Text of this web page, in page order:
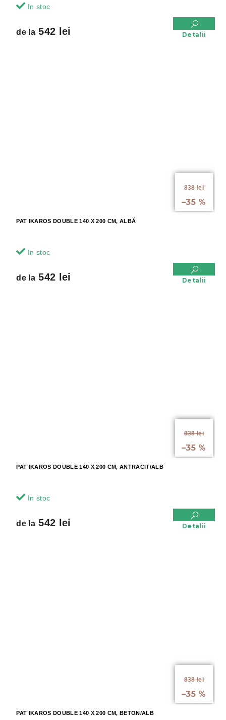
In stoc
de la542 lei Detalii
838 lei
–35 %
PAT IKAROS DOUBLE 140 X 200 CM, ALBĂ
In stoc
de la542 lei Detalii
838 lei
–35 %
PAT IKAROS DOUBLE 140 X 200 CM, ANTRACIT/ALB
In stoc
de la542 lei Detalii
838 lei
–35 %
PAT IKAROS DOUBLE 140 X 200 CM, BETON/ALB